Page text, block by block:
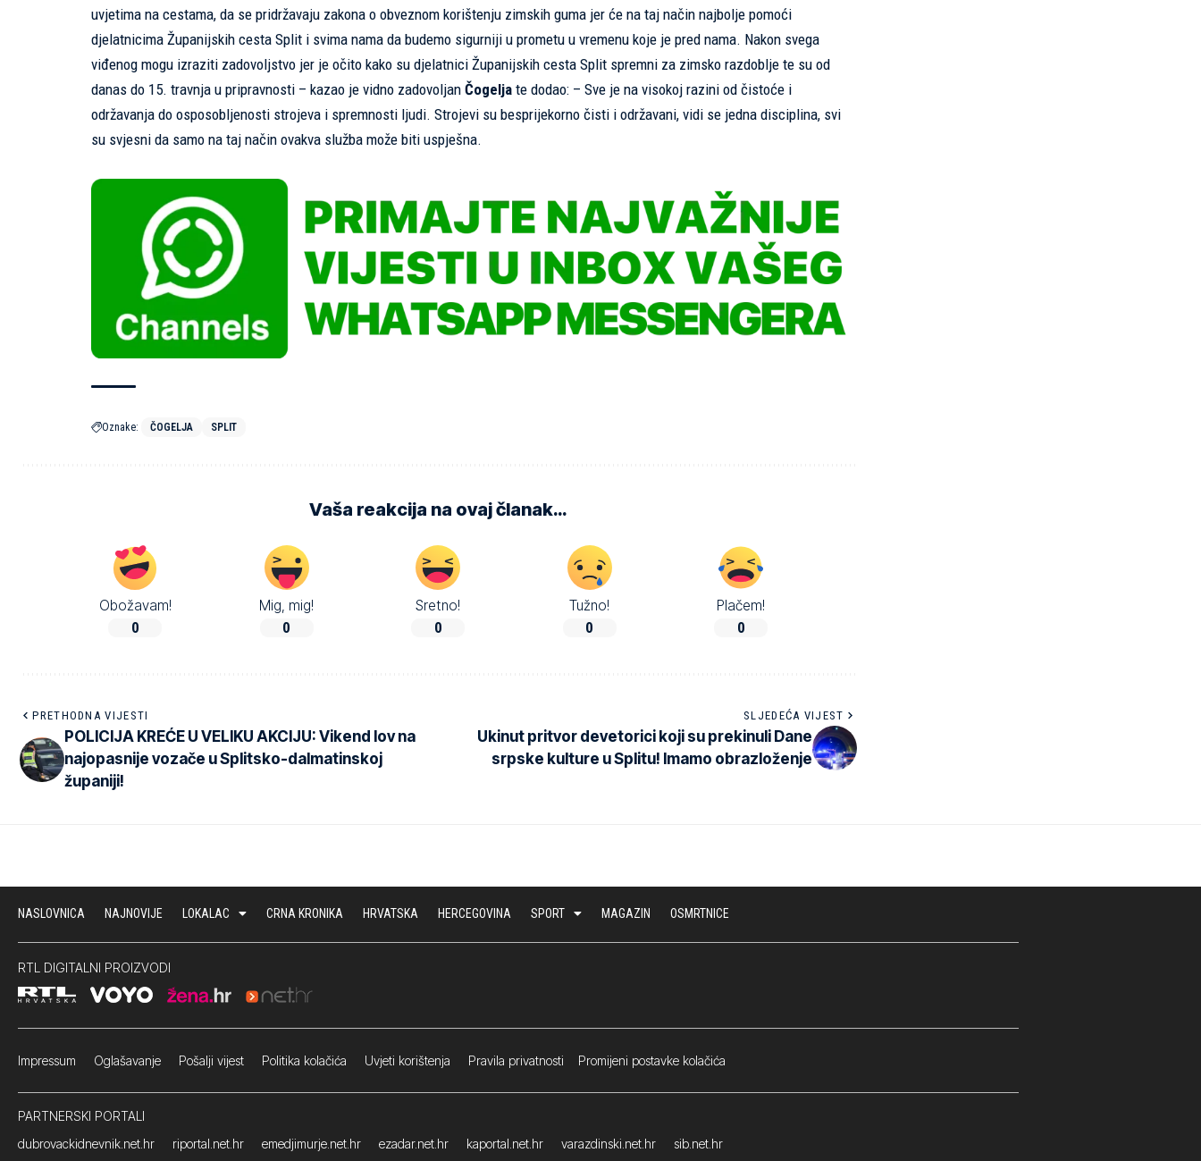
uvjetima na cestama, da se pridržavaju zakona o obveznom korištenju zimskih guma jer će na taj način najbolje pomoći
djelatnicima Županijskih cesta Split i svima nama da budemo sigurniji u prometu u vremenu koje je pred nama. Nakon svega
viđenog mogu izraziti zadovoljstvo jer je očito kako su djelatnici Županijskih cesta Split spremni za zimsko razdoblje te su od
danas do 15. travnja u pripravnosti – kazao je vidno zadovoljan Čogelja te dodao: – Sve je na visokoj razini od čistoće i
održavanja do osposobljenosti strojeva i spremnosti ljudi. Strojevi su besprijekorno čisti i održavani, vidi se jedna disciplina, svi
su svjesni da samo na taj način ovakva služba može biti uspješna.
Oznake: ČOGELJA SPLIT
Vaša reakcija na ovaj članak…
Obožavam!
0
Mig, mig!
0
Sretno!
0
Tužno!
0
Plačem!
0
PRETHODNA VIJESTI
POLICIJA KREĆE U VELIKU AKCIJU: Vikend lov na
najopasnije vozače u Splitsko-dalmatinskoj
županiji!
SLJEDEĆA VIJEST
Ukinut pritvor devetorici koji su prekinuli Dane
srpske kulture u Splitu! Imamo obrazloženje
NASLOVNICA NAJNOVIJE LOKALAC CRNA KRONIKA HRVATSKA HERCEGOVINA SPORT MAGAZIN OSMRTNICE
RTL DIGITALNI PROIZVODI
Impressum Oglašavanje Pošalji vijest Politika kolačića Uvjeti korištenja Pravila privatnosti Promijeni postavke kolačića
PARTNERSKI PORTALI
dubrovackidnevnik.net.hr
riportal.net.hr emedjimurje.net.hr ezadar.net.hr kaportal.net.hr varazdinski.net.hr sib.net.hr